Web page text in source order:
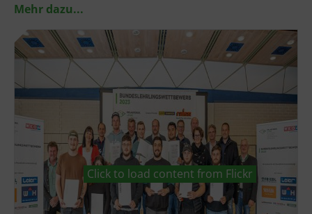
Mehr dazu...
Click to load content from Flickr